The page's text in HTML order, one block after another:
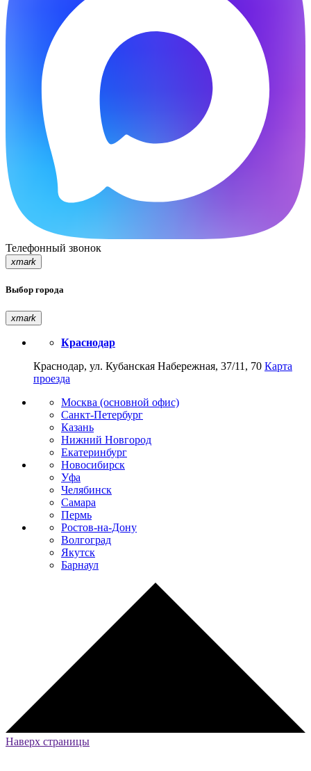
Телефонный звонок
xmark
Выбор города
xmark
Краснодар
Краснодар, ул. Кубанская Набережная, 37/11, 70 Карта
проезда
Москва (основной офис)
Санкт-Петербург
Казань
Нижний Новгород
Екатеринбург
Новосибирск
Уфа
Челябинск
Самара
Пермь
Ростов-на-Дону
Волгоград
Якутск
Барнаул
Наверх страницы